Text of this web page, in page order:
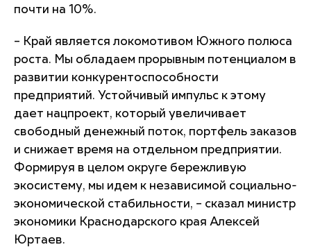
почти на 10%.
– Край является локомотивом Южного полюса
роста. Мы обладаем прорывным потенциалом в
развитии конкурентоспособности
предприятий. Устойчивый импульс к этому
дает нацпроект, который увеличивает
свободный денежный поток, портфель заказов
и снижает время на отдельном предприятии.
Формируя в целом округе бережливую
экосистему, мы идем к независимой социально-
экономической стабильности, – сказал министр
экономики Краснодарского края Алексей
Юртаев.